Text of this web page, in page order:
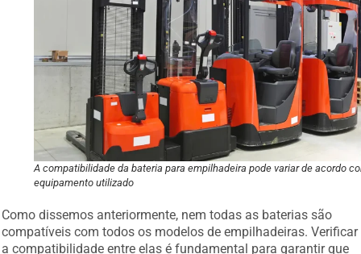
A compatibilidade da bateria para empilhadeira pode variar de acordo
equipamento utilizado
Como dissemos anteriormente, nem todas as baterias são
compatíveis com todos os modelos de empilhadeiras. Verificar
a compatibilidade entre elas é fundamental para garantir que